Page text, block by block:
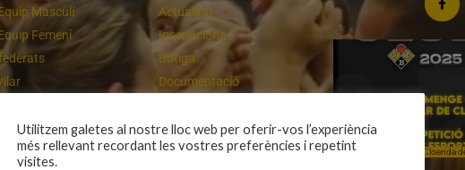
Masculí
Femení
inferiors
casa
Actualitat
Inscripcions
Botiga
Documentació
Intranet
Contacte
Un final rodó Cloenda
Utilitzem galetes al nostre lloc web per oferir-vos l’experiència
més rellevant recordant les vostres preferències i repetint
visites.